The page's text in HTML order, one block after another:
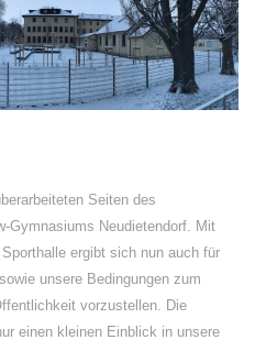
Seiten des
Gymnasiums Neudietendorf. Mit
ergibt sich nun auch für
unsere Bedingungen zum
vorzustellen. Die
einen kleinen Einblick in unsere